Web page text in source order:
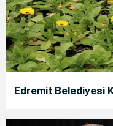
Edremit Belediyesi